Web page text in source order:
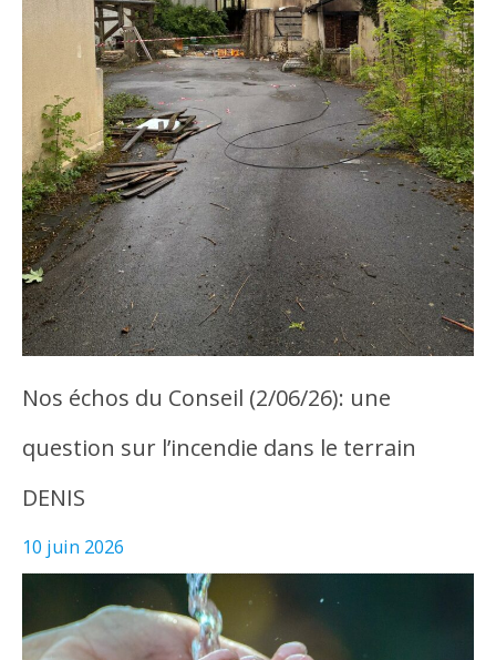
Nos échos du Conseil (2/06/26): une
question sur l’incendie dans le terrain
DENIS
10 juin 2026